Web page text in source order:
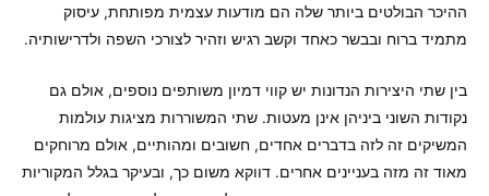
ההיכר הבולטים ביותר שלה הם מודעות עצמית מפותחת, עיסוק
מתמיד ברוח ובבשר כאחד וקשב רגיש וזהיר לצורכי השפה ולדרישותיה.
בין שתי היצירות הנדונות יש קווי דמיון משותפים נוספים, אולם גם
נקודות השוני ביניהן אינן מעטות. שתי המשוררות מציגות עולמות
המשיקים זה לזה בדברים אחדים, חשובים ומהותיים, אולם מרוחקים
מאוד זה מזה בעניינים אחרים. דווקא משום כך, ובעיקר בגלל המקוריות